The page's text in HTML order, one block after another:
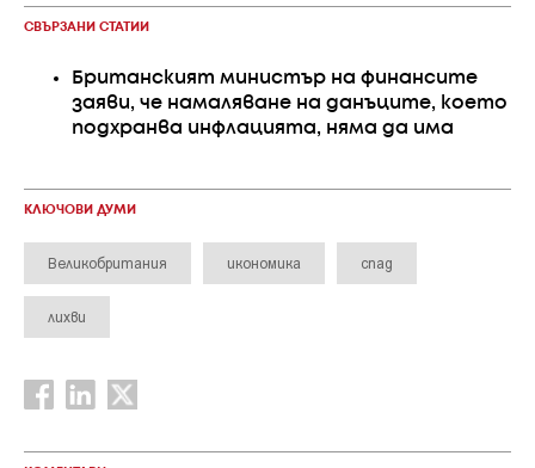
СВЪРЗАНИ СТАТИИ
Британският министър на финансите
заяви, че намаляване на данъците, което
подхранва инфлацията, няма да има
КЛЮЧОВИ ДУМИ
Великобритания икономика спад
лихви